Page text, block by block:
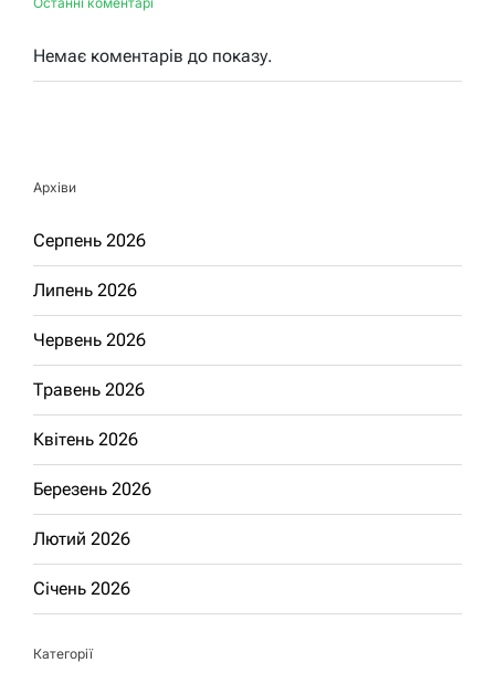
Немає коментарів до показу.
Архіви
Серпень 2026
Липень 2026
Червень 2026
Травень 2026
Квітень 2026
Березень 2026
Лютий 2026
Січень 2026
Категорії